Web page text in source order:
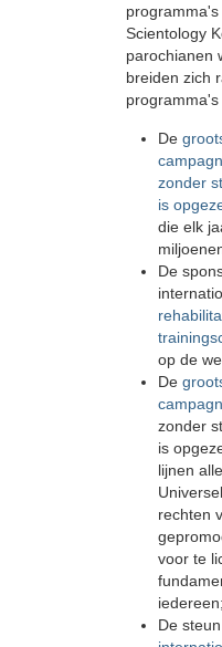
Scientology
parochianen
breiden zich
De
zonder
is
die elk
De
op de
De
zonder
is
lijnen
rechten
voor te
iedereen;
De